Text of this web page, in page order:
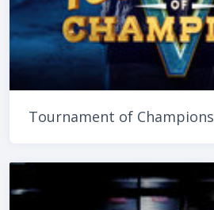
Tournament of Champions